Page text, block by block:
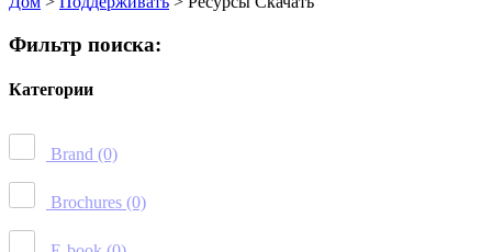
Фильтр поиска:
Категории
Brand (0)
Brochures (0)